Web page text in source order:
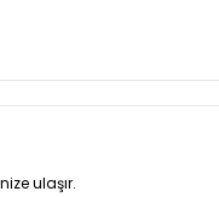
ulaşır.